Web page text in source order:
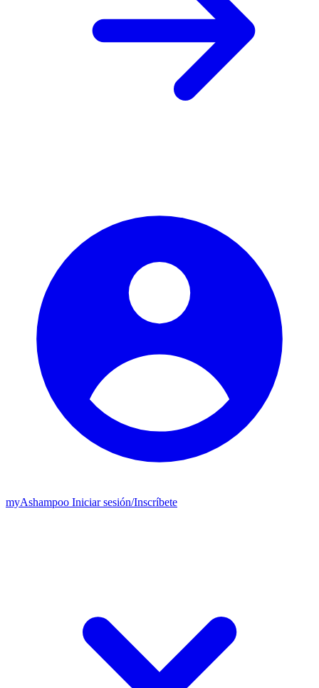
myAshampoo Iniciar sesión/Inscríbete